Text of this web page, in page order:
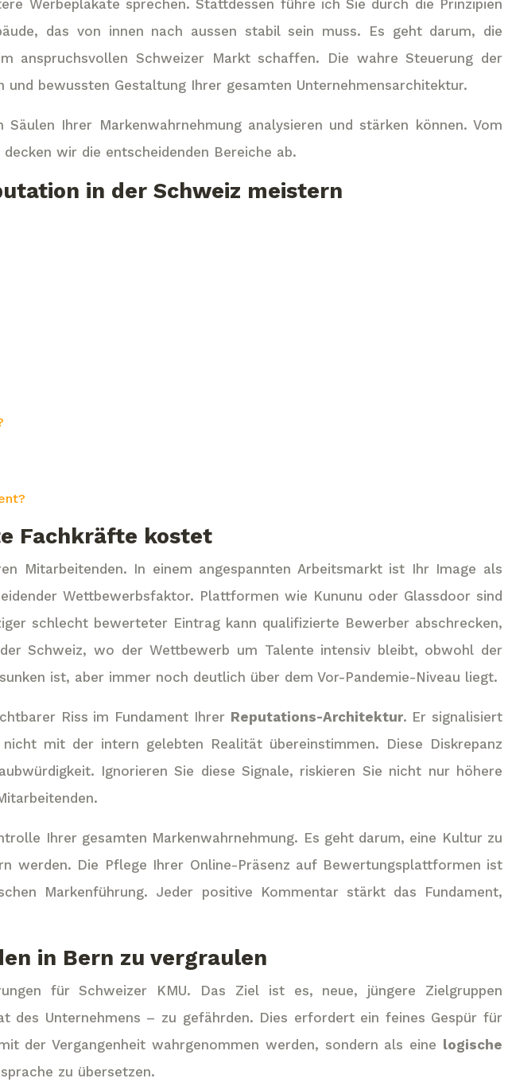
Werbeplakate sprechen. Stattdessen führe ich Sie durch die Prinzipien
das von innen nach aussen stabil sein muss. Es geht darum, die
anspruchsvollen Schweizer Markt schaffen. Die wahre Steuerung der
bewussten Gestaltung Ihrer gesamten Unternehmensarchitektur.
Ihrer Markenwahrnehmung analysieren und stärken können. Vom
wir die entscheidenden Bereiche ab.
in der Schweiz meistern
Fachkräfte kostet
Mitarbeitenden. In einem angespannten Arbeitsmarkt ist Ihr Image als
Wettbewerbsfaktor. Plattformen wie Kununu oder Glassdoor sind
schlecht bewerteter Eintrag kann qualifizierte Bewerber abschrecken,
Schweiz, wo der Wettbewerb um Talente intensiv bleibt, obwohl der
ist, aber immer noch deutlich über dem Vor-Pandemie-Niveau liegt.
Riss im Fundament Ihrer Reputations-Architektur. Er signalisiert
mit der intern gelebten Realität übereinstimmen. Diese Diskrepanz
Ignorieren Sie diese Signale, riskieren Sie nicht nur höhere
Ihrer gesamten Markenwahrnehmung. Es geht darum, eine Kultur zu
werden. Die Pflege Ihrer Online-Präsenz auf Bewertungsplattformen ist
Markenführung. Jeder positive Kommentar stärkt das Fundament,
in Bern zu vergraulen
für Schweizer KMU. Das Ziel ist es, neue, jüngere Zielgruppen
des Unternehmens – zu gefährden. Dies erfordert ein feines Gespür für
der Vergangenheit wahrgenommen werden, sondern als eine logische
zu übersetzen.